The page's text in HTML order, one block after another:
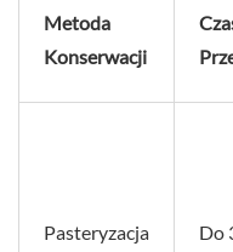
Metoda
Konserwacji
Pasteryzacja Do